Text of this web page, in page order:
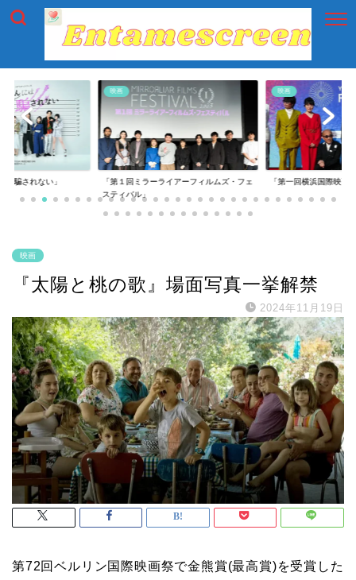
は騙されない」
映画
「第１回ミラーライアーフィルムズ・フェ
スティバル」
映画
「第一回横浜国際映画
映画
『太陽と桃の歌』場面写真一挙解禁
2024年11月19日
第72回ベルリン国際映画祭で金熊賞(最高賞)を受賞した